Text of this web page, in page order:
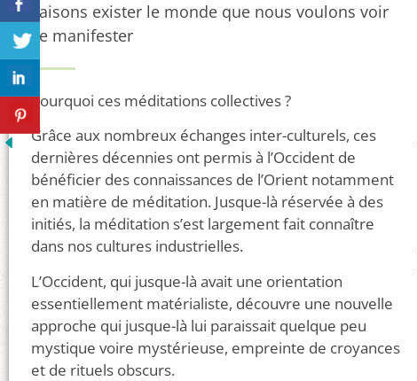
Faisons exister le monde que nous voulons voir
se manifester
Pourquoi ces méditations collectives ?
Grâce aux nombreux échanges inter-culturels, ces
dernières décennies ont permis à l’Occident de
bénéficier des connaissances de l’Orient notamment
en matière de méditation. Jusque-là réservée à des
initiés, la méditation s’est largement fait connaître
dans nos cultures industrielles.
L’Occident, qui jusque-là avait une orientation
essentiellement matérialiste, découvre une nouvelle
approche qui jusque-là lui paraissait quelque peu
mystique voire mystérieuse, empreinte de croyances
et de rituels obscurs.